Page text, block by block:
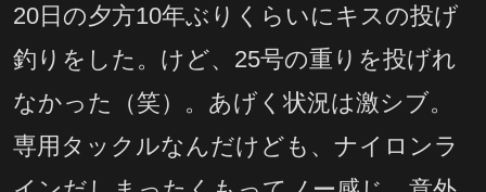
20日の夕方10年ぶりくらいにキスの投げ
釣りをした。けど、25号の重りを投げれ
なかった（笑）。あげく状況は激シブ。
専用タックルなんだけども、ナイロンラ